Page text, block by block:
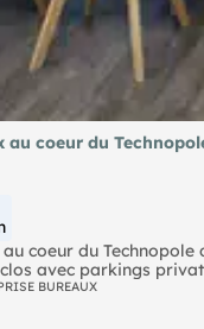
au coeur du
coeur du
avec parkings
BUREAUX